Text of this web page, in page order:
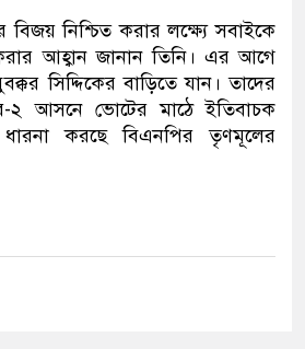
নিশ্চিত করার লক্ষ্যে সবাইকে
আহ্বান জানান তিনি। এর আগে
সিদ্দিকের বাড়িতে যান। তাদের
২ আসনে ভোটের মাঠে ইতিবাচক
করছে বিএনপির তৃণমূলের